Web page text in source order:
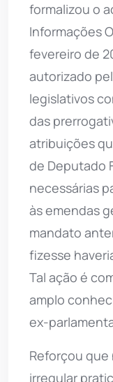
formalizou o
Informações
fevereiro de
autorizado
legislativos
das
atribuições
de Deputado
necessárias
às emendas
mandato
fizesse
Tal ação é
amplo
ex-
Reforçou
irregular